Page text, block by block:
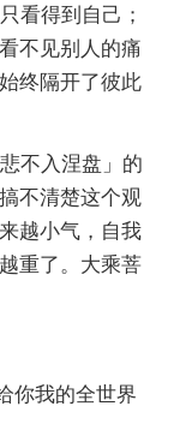
看得到自己；
不见别人的痛
终隔开了彼此
不入涅盘」的
不清楚这个观
越小气，自我
重了。大乘菩
你我的全世界